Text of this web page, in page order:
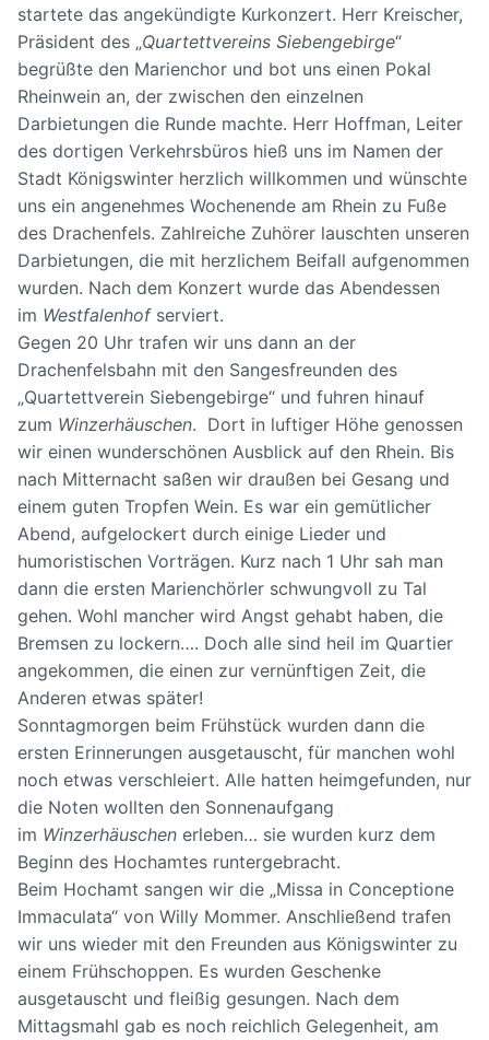
startete das angekündigte Kurkonzert. Herr Kreischer,
Präsident des „Quartettvereins Siebengebirge“
begrüßte den Marienchor und bot uns einen Pokal
Rheinwein an, der zwischen den einzelnen
Darbietungen die Runde machte. Herr Hoffman, Leiter
des dortigen Verkehrsbüros hieß uns im Namen der
Stadt Königswinter herzlich willkommen und wünschte
uns ein angenehmes Wochenende am Rhein zu Fuße
des Drachenfels. Zahlreiche Zuhörer lauschten unseren
Darbietungen, die mit herzlichem Beifall aufgenommen
wurden. Nach dem Konzert wurde das Abendessen
im Westfalenhofserviert.
Gegen 20 Uhr trafen wir uns dann an der
Drachenfelsbahn mit den Sangesfreunden des
„Quartettverein Siebengebirge“ und fuhren hinauf
zum Winzerhäuschen. Dort in luftiger Höhe genossen
wir einen wunderschönen Ausblick auf den Rhein. Bis
nach Mitternacht saßen wir draußen bei Gesang und
einem guten Tropfen Wein. Es war ein gemütlicher
Abend, aufgelockert durch einige Lieder und
humoristischen Vorträgen. Kurz nach 1 Uhr sah man
dann die ersten Marienchörler schwungvoll zu Tal
gehen. Wohl mancher wird Angst gehabt haben, die
Bremsen zu lockern…. Doch alle sind heil im Quartier
angekommen, die einen zur vernünftigen Zeit, die
Anderen etwas später!
Sonntagmorgen beim Frühstück wurden dann die
ersten Erinnerungen ausgetauscht, für manchen wohl
noch etwas verschleiert. Alle hatten heimgefunden, nur
die Noten wollten den Sonnenaufgang
im Winzerhäuschen erleben… sie wurden kurz dem
Beginn des Hochamtes runtergebracht.
Beim Hochamt sangen wir die „Missa in Conceptione
Immaculata“ von Willy Mommer. Anschließend trafen
wir uns wieder mit den Freunden aus Königswinter zu
einem Frühschoppen. Es wurden Geschenke
ausgetauscht und fleißig gesungen. Nach dem
Mittagsmahl gab es noch reichlich Gelegenheit, am